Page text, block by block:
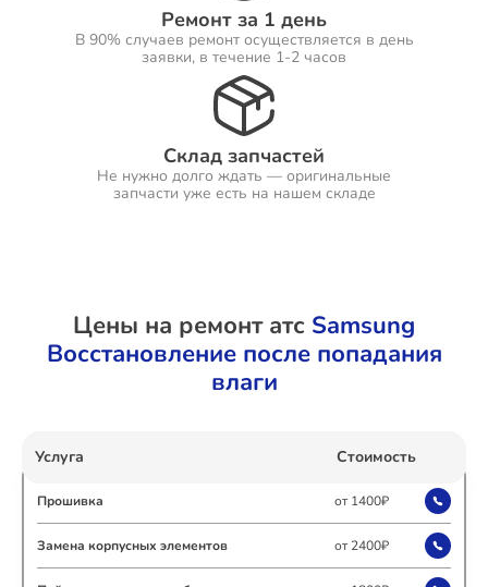
Ремонт за 1 день
В 90% случаев ремонт осуществляется в день
заявки, в течение 1-2 часов
Склад запчастей
Не нужно долго ждать — оригинальные
запчасти уже есть на нашем складе
Цены на ремонт атс Samsung
Восстановление после попадания
влаги
Услуга Стоимость
Прошивка от 1400₽
Замена корпусных элементов от 2400₽
Ремонт Посудомоечных машин
Ремонт Холодильников
Ремонт Варочных панелей
Ремонт Акустических систем